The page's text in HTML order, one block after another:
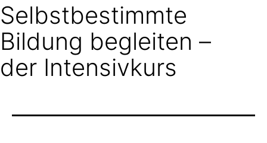
Selbstbestimmte
Bildung begleiten –
der Intensivkurs